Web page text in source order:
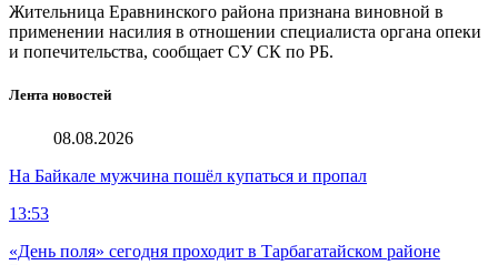
Жительница Еравнинского района признана виновной в
применении насилия в отношении специалиста органа опеки
и попечительства, сообщает СУ СК по РБ.
Лента новостей
08.08.2026
На Байкале мужчина пошёл купаться и пропал
13:53
«День поля» сегодня проходит в Тарбагатайском районе